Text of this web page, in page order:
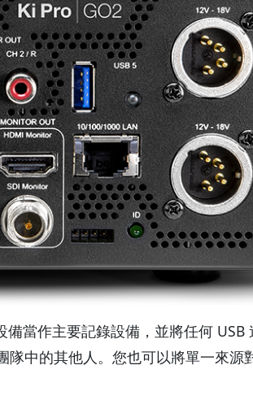
當作主要記錄設備，並將任何 USB
中的其他人。您也可以將單一來源